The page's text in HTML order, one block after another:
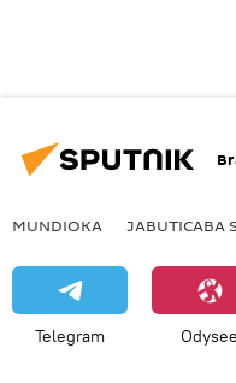
MUNDIOKA JABUTICABA
Telegram Odysee